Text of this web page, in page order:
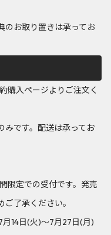
のお取り置きは承ってお
購入ページよりご注文く
です。配送は承ってお
限定での受付です。発売
了承ください。
14日(火)～7月27日(月)